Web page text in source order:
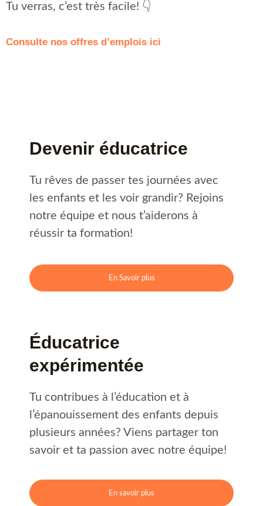
Tu verras, c’est très facile! 👇
Consulte nos offres d’emplois ici
Devenir éducatrice
Tu rêves de passer tes journées avec
les enfants et les voir grandir? Rejoins
notre équipe et nous t’aiderons à
réussir ta formation!
En Savoir plus
Éducatrice
expérimentée
Tu contribues à l’éducation et à
l’épanouissement des enfants depuis
plusieurs années? Viens partager ton
savoir et ta passion avec notre équipe!
En savoir plus